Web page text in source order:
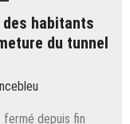
des habitants
du tunnel
fermé depuis fin